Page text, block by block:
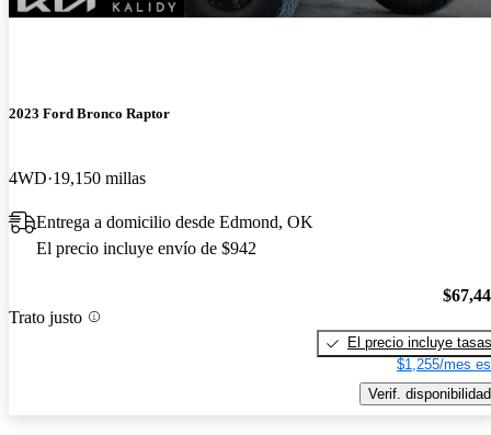
2023 Ford Bronco Raptor
4WD 19,150 millas
Entrega a domicilio desde Edmond, OK
El precio incluye envío de $942
Trato justo
El precio incluye tasas
$1,255/mes
Verif. disponibilidad